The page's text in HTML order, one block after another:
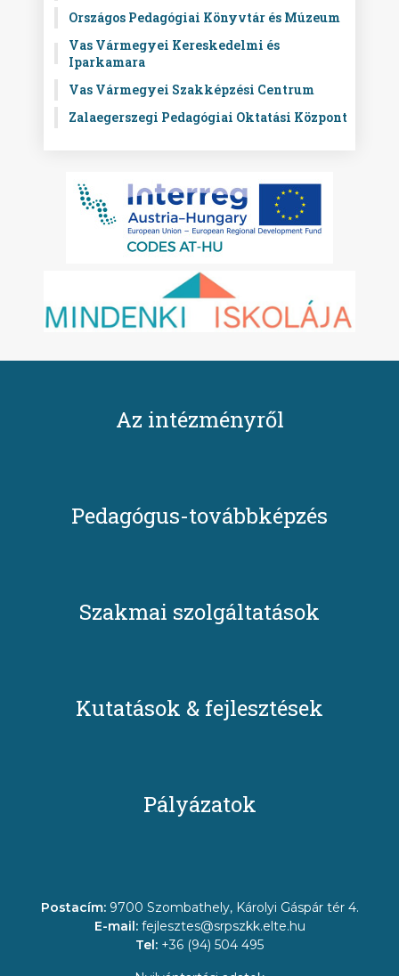
Országos Pedagógiai Könyvtár és Múzeum
Vas Vármegyei Kereskedelmi és
Iparkamara
Vas Vármegyei Szakképzési Centrum
Zalaegerszegi Pedagógiai Oktatási Központ
Az intézményről
Pedagógus-továbbképzés
Szakmai szolgáltatások
Kutatások & fejlesztések
Pályázatok
Postacím: 9700 Szombathely, Károlyi Gáspár tér 4.
E-mail: fejlesztes@srpszkk.elte.hu
Tel: +36 (94) 504 495